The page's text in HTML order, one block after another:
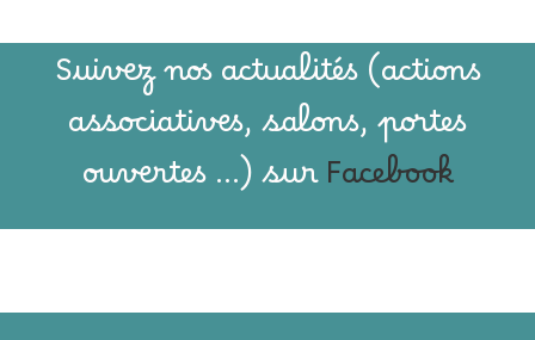
Suivez nos actualités (actions
associatives, salons, portes
ouvertes …) surFacebook